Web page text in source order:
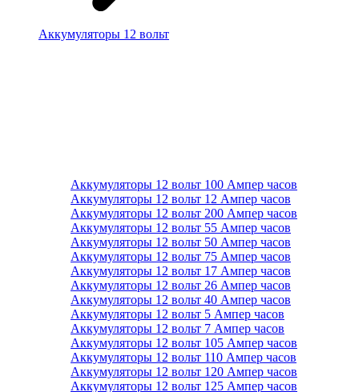
Аккумуляторы 12 вольт
Аккумуляторы 12 вольт 100 Ампер часов
Аккумуляторы 12 вольт 12 Ампер часов
Аккумуляторы 12 вольт 200 Ампер часов
Аккумуляторы 12 вольт 55 Ампер часов
Аккумуляторы 12 вольт 50 Ампер часов
Аккумуляторы 12 вольт 75 Ампер часов
Аккумуляторы 12 вольт 17 Ампер часов
Аккумуляторы 12 вольт 26 Ампер часов
Аккумуляторы 12 вольт 40 Ампер часов
Аккумуляторы 12 вольт 5 Ампер часов
Аккумуляторы 12 вольт 7 Ампер часов
Аккумуляторы 12 вольт 105 Ампер часов
Аккумуляторы 12 вольт 110 Ампер часов
Аккумуляторы 12 вольт 120 Ампер часов
Аккумуляторы 12 вольт 125 Ампер часов